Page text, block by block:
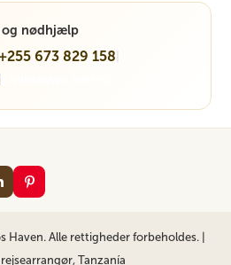
og nødhjælp
673 829 158
Haven. Alle rettigheder forbeholdes. |
Tanzanía